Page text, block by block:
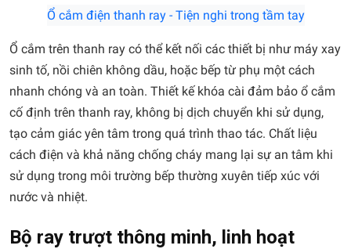
Ổ cắm điện thanh ray - Tiện nghi trong tầm tay
Ổ cắm trên thanh ray có thể kết nối các thiết bị như máy xay
sinh tố, nồi chiên không dầu, hoặc bếp từ phụ một cách
nhanh chóng và an toàn. Thiết kế khóa cài đảm bảo ổ cắm
cố định trên thanh ray, không bị dịch chuyển khi sử dụng,
tạo cảm giác yên tâm trong quá trình thao tác. Chất liệu
cách điện và khả năng chống cháy mang lại sự an tâm khi
sử dụng trong môi trường bếp thường xuyên tiếp xúc với
nước và nhiệt.
Bộ ray trượt thông minh, linh hoạt